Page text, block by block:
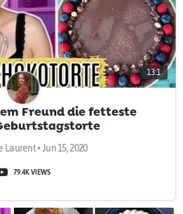
13:1
Freund die fetteste
Laurent • Jun 15, 2020
79.4K VIEWS